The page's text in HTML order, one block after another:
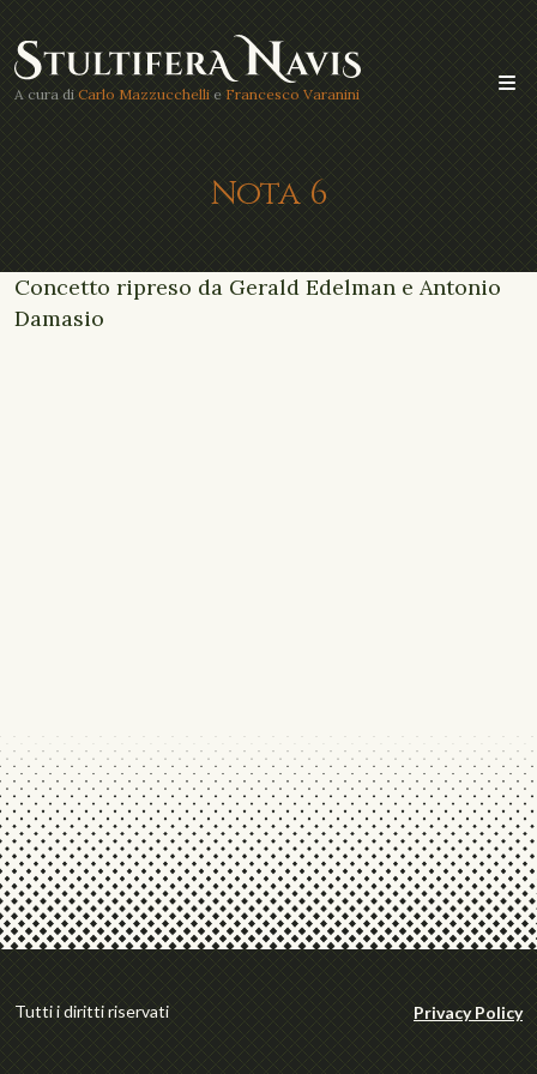
A cura di Carlo Mazzucchelli e Francesco Varanini
Nota 6
Concetto ripreso da Gerald Edelman e Antonio
Damasio
Tutti i diritti riservati Privacy Policy